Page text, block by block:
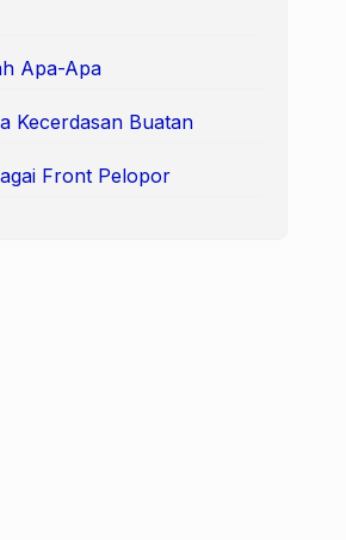
Apa-Apa
Kecerdasan Buatan
Front Pelopor